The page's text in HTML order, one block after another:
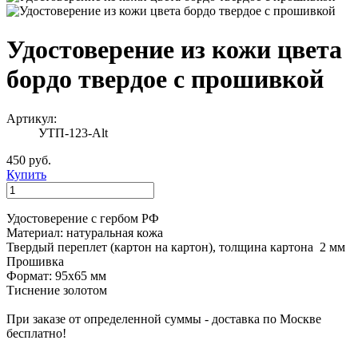
Удостоверение из кожи цвета
бордо твердое с прошивкой
Артикул:
УТП-123-Alt
450 руб.
Купить
Удостоверение с гербом РФ
Материал: натуральная кожа
Твердый переплет (картон на картон), толщина картона 2 мм
Прошивка
Формат: 95х65 мм
Тиснение золотом
При заказе от определенной суммы - доставка по Москве
бесплатно!